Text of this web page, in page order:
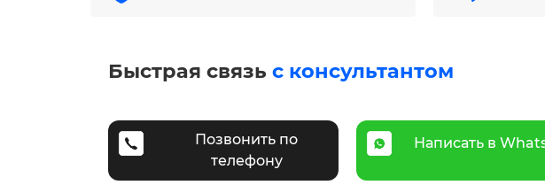
Быстрая связь с консультантом
Позвонить по
телефону
Написать в